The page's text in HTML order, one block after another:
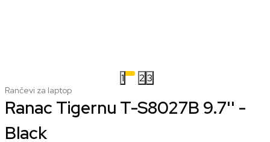
1 2 3
Rančevi za laptop
Ranac Tigernu T-S8027B 9.7'' -
Black